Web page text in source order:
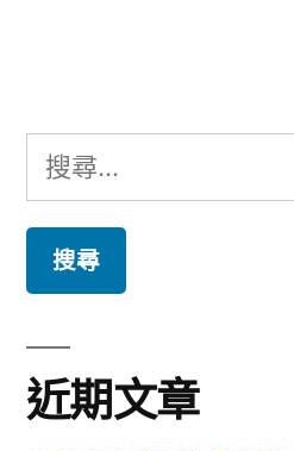
搜
尋
鍵
字:
近期文章